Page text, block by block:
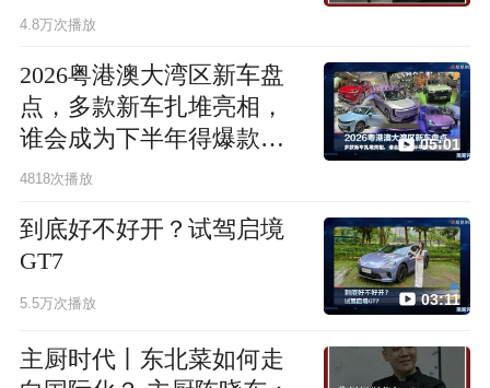
4.8万次播放
2026粤港澳大湾区新车盘
点，多款新车扎堆亮相，
谁会成为下半年得爆款车
型？
4818次播放
05:01
到底好不好开？试驾启境
GT7
5.5万次播放 03:11
主厨时代丨东北菜如何走